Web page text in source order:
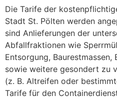
Die Tarife der
Stadt St. Pölten werden
sind Anlieferungen der
Abfallfraktionen wie
Entsorgung,
sowie weitere gesondert zu
(z. B. Altreifen oder
Tarife für den